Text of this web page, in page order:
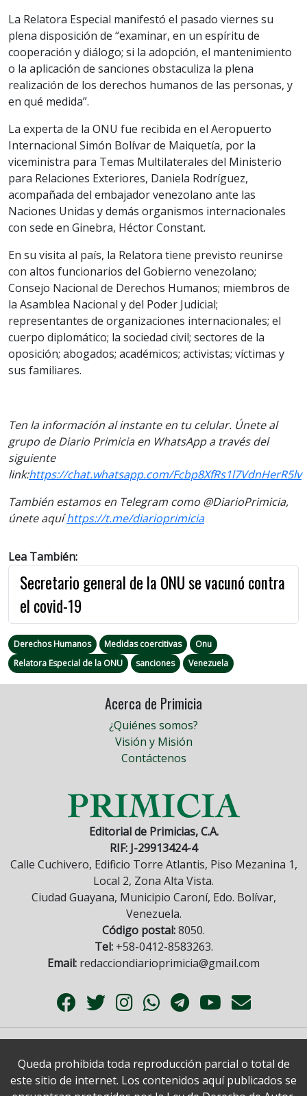
La Relatora Especial manifestó el pasado viernes su
plena disposición de “examinar, en un espíritu de
cooperación y diálogo; si la adopción, el mantenimiento
o la aplicación de sanciones obstaculiza la plena
realización de los derechos humanos de las personas, y
en qué medida”.
La experta de la ONU fue recibida en el Aeropuerto
Internacional Simón Bolívar de Maiquetía, por la
viceministra para Temas Multilaterales del Ministerio
para Relaciones Exteriores, Daniela Rodríguez,
acompañada del embajador venezolano ante las
Naciones Unidas y demás organismos internacionales
con sede en Ginebra, Héctor Constant.
En su visita al país, la Relatora tiene previsto reunirse
con altos funcionarios del Gobierno venezolano;
Consejo Nacional de Derechos Humanos; miembros de
la Asamblea Nacional y del Poder Judicial;
representantes de organizaciones internacionales; el
cuerpo diplomático; la sociedad civil; sectores de la
oposición; abogados; académicos; activistas; víctimas y
sus familiares.
Ten la información al instante en tu celular. Únete al
grupo de Diario Primicia en WhatsApp a través del
siguiente
link:https://chat.whatsapp.com/Fcbp8XfRs1l7VdnHerR5lv
También estamos en Telegram como @DiarioPrimicia,
únete aquíhttps://t.me/diarioprimicia
Lea También:
Secretario general de la ONU se vacunó contra
el covid-19
Derechos Humanos Medidas coercitivas
Onu
Relatora Especial de la ONU
sanciones Venezuela
Acerca de Primicia
¿Quiénes somos?
Visión y Misión
Contáctenos
Editorial de Primicias, C.A.
RIF: J-29913424-4
Calle Cuchivero, Edificio Torre Atlantis, Piso Mezanina 1,
Local 2, Zona Alta Vista.
Ciudad Guayana, Municipio Caroní, Edo. Bolívar,
Venezuela.
Código postal:8050.
Tel:+58-0412-8583263.
Email: redacciondiarioprimicia@gmail.com
Queda prohibida toda reproducción parcial o total de
este sitio de internet. Los contenidos aquí publicados se